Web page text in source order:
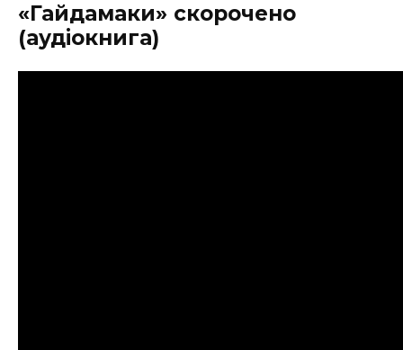
«Гайдамаки» скорочено
(аудіокнига)